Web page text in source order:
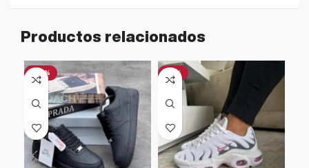
Productos relacionados
-46% -12%